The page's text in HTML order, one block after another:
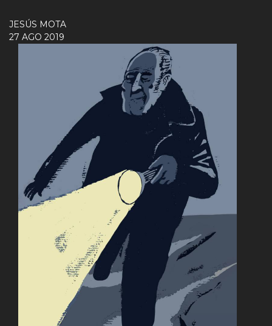
JESÚS MOTA
27 AGO 2019